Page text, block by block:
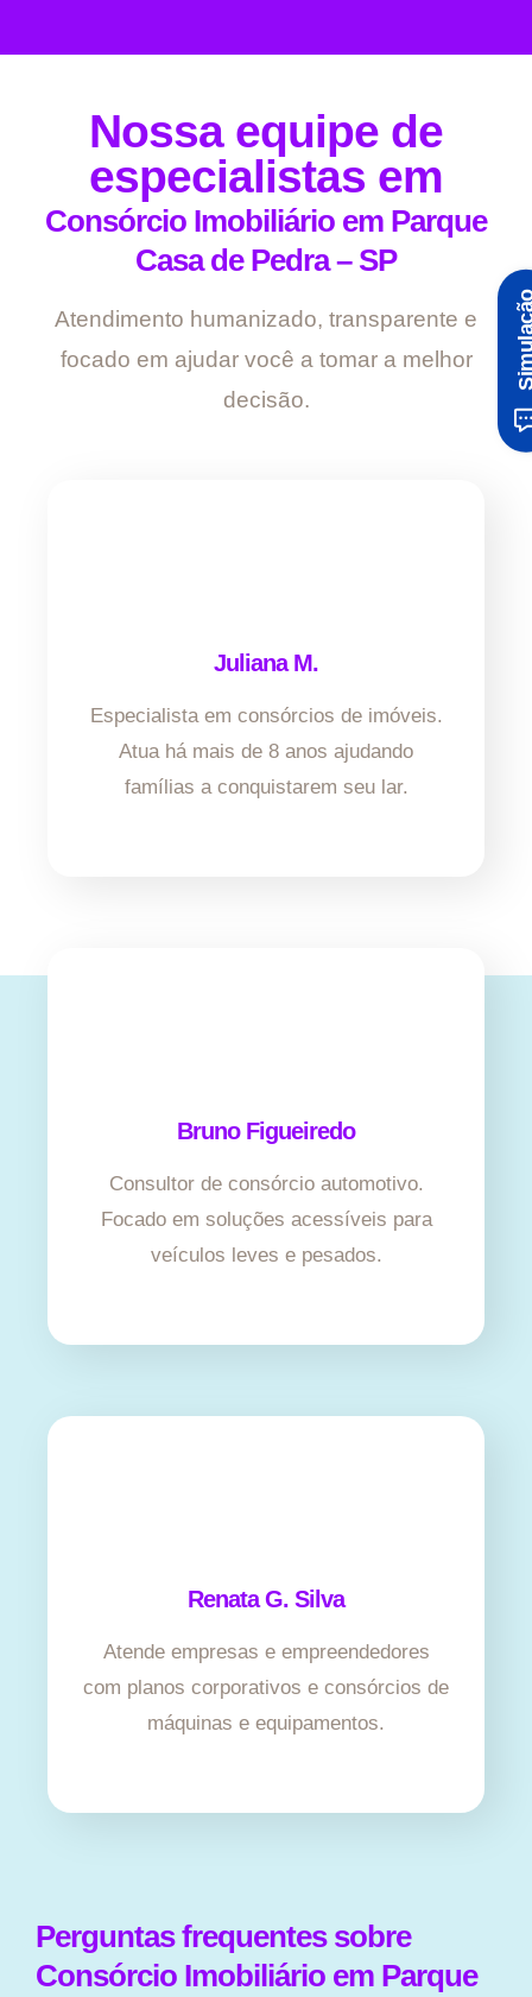
Nossa equipe de
especialistas em
Consórcio Imobiliário em Parque
Casa de Pedra – SP
Atendimento humanizado, transparente e
focado em ajudar você a tomar a melhor
decisão.
Juliana M.
Especialista em consórcios de imóveis.
Atua há mais de 8 anos ajudando
famílias a conquistarem seu lar.
Bruno Figueiredo
Consultor de consórcio automotivo.
Focado em soluções acessíveis para
veículos leves e pesados.
Renata G. Silva
Atende empresas e empreendedores
com planos corporativos e consórcios de
máquinas e equipamentos.
Perguntas frequentes sobre
Consórcio Imobiliário em Parque